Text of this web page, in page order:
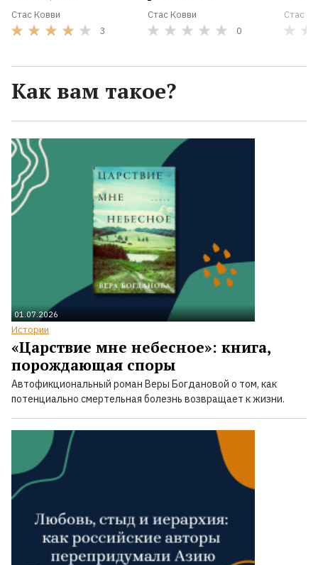
Стас Ковви
3
Стас Ковви
0
Стас
Как вам такое?
01.07.2026
Истории
«Царствие мне небесное»: книга,
порождающая споры
Автофикциональный роман Веры Богдановой о том, как
потенциально смертельная болезнь возвращает к жизни.